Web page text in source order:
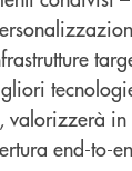
valorizzerà
end-to-